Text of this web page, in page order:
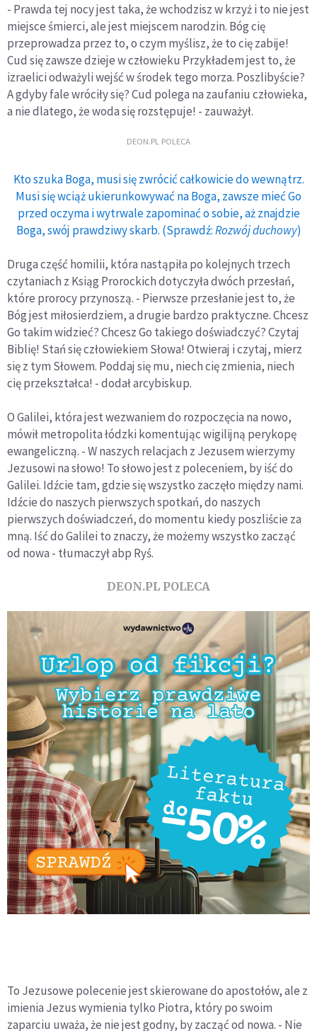
- Prawda tej nocy jest taka, że wchodzisz w krzyż i to nie jest
miejsce śmierci, ale jest miejscem narodzin. Bóg cię
przeprowadza przez to, o czym myślisz, że to cię zabije!
Cud się zawsze dzieje w człowieku Przykładem jest to, że
izraelici odważyli wejść w środek tego morza. Poszlibyście?
A gdyby fale wróciły się? Cud polega na zaufaniu człowieka,
a nie dlatego, że woda się rozstępuje! - zauważył.
DEON.PL POLECA
Kto szuka Boga, musi się zwrócić całkowicie do wewnątrz.
Musi się wciąż ukierunkowywać na Boga, zawsze mieć Go
przed oczyma i wytrwale zapominać o sobie, aż znajdzie
Boga, swój prawdziwy skarb. (Sprawdź:Rozwój duchowy)
Druga część homilii, która nastąpiła po kolejnych trzech
czytaniach z Ksiąg Prorockich dotyczyła dwóch przesłań,
które prorocy przynoszą. - Pierwsze przesłanie jest to, że
Bóg jest miłosierdziem, a drugie bardzo praktyczne. Chcesz
Go takim widzieć? Chcesz Go takiego doświadczyć? Czytaj
Biblię! Stań się człowiekiem Słowa! Otwieraj i czytaj, mierz
się z tym Słowem. Poddaj się mu, niech cię zmienia, niech
cię przekształca! - dodał arcybiskup.
O Galilei, która jest wezwaniem do rozpoczęcia na nowo,
mówił metropolita łódzki komentując wigilijną perykopę
ewangeliczną. - W naszych relacjach z Jezusem wierzymy
Jezusowi na słowo! To słowo jest z poleceniem, by iść do
Galilei. Idźcie tam, gdzie się wszystko zaczęło między nami.
Idźcie do naszych pierwszych spotkań, do naszych
pierwszych doświadczeń, do momentu kiedy poszliście za
mną. Iść do Galilei to znaczy, że możemy wszystko zacząć
od nowa - tłumaczył abp Ryś.
DEON.PL POLECA
To Jezusowe polecenie jest skierowane do apostołów, ale z
imienia Jezus wymienia tylko Piotra, który po swoim
zaparciu uważa, że nie jest godny, by zacząć od nowa. - Nie